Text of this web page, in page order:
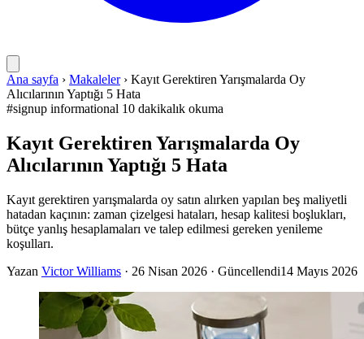
Ana sayfa › Makaleler › Kayıt Gerektiren Yarışmalarda Oy
Alıcılarının Yaptığı 5 Hata
#signup informational 10 dakikalık okuma
Kayıt Gerektiren Yarışmalarda Oy
Alıcılarının Yaptığı 5 Hata
Kayıt gerektiren yarışmalarda oy satın alırken yapılan beş maliyetli
hatadan kaçının: zaman çizelgesi hataları, hesap kalitesi boşlukları,
bütçe yanlış hesaplamaları ve talep edilmesi gereken yenileme
koşulları.
Yazan Victor Williams · 26 Nisan 2026 · Güncellendi14 Mayıs 2026